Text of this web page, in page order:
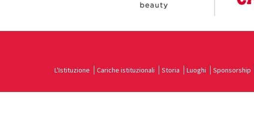
L'Istituzione Cariche istituzionali Storia Luoghi Sponsorship